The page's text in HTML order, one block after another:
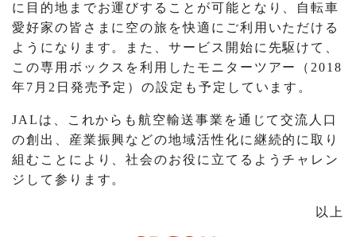
に目的地までお運びすることが可能となり、自転車
愛好家の皆さまに空の旅を快適にご利用いただける
ようになります。また、サービス開始に先駆けて、
この専用ボックスを利用したモニターツアー（2018
年7月2日発売予定）の設定も予定しています。
JALは、これからも航空輸送事業を通じて交流人口
の創出、産業振興などの地域活性化に継続的に取り
組むことにより、社会のお役に立てるようチャレン
ジして参ります。
以上